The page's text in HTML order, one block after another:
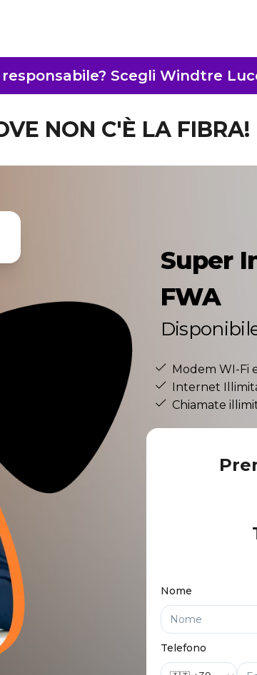
Scegli Windtre
NON C'È LA FIBRA!
Super
FWA
Modem WI-Fi
Internet
Chiamate
Nome
Telefono